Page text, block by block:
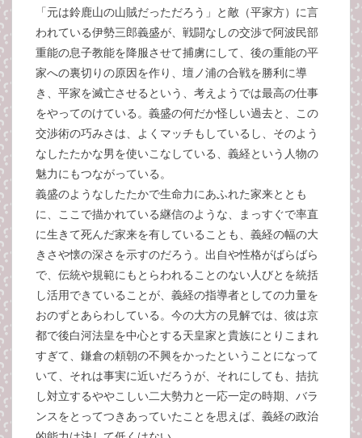
「元は鈴鹿山の山賊だっただろう」と敵（平家方）に言
われている伊勢三郎義盛が、戦闘なしの交渉で阿波民部
重能の息子教能を降服させて捕虜にして、後の重能の平
家への裏切りの原因を作り、壇ノ浦の合戦を勝利に導
き、平家を滅亡させるという、考えようでは最高の仕事
をやってのけている。義盛の何だか怪しい過去と、この
交渉術の巧みさは、よくマッチもしているし、そのよう
なしたたかな男を使いこなしている、義経という人物の
魅力にもつながっている。
義盛のようなしたたかで生命力にあふれた家来ととも
に、ここで描かれている継信のような、まっすぐで率直
に生きて死んだ家来を有していることも、義経の幅の大
きさや懐の深さを示すのだろう。出自や性格がばらばら
で、伝統や規範にもとらわれることのない人びとを統括
し活用できていることが、義経の指導者としての力量を
おのずとあらわしている。今の大方の見解では、彼は京
都で後白河法皇を中心とする天皇家と貴族にとりこまれ
すぎて、鎌倉の頼朝の不興をかったということになって
いて、それは事実に近いだろうが、それにしても、拮抗
し対立するややこしい二大勢力と一応一定の時期、バラ
ンスをとってつきあっていたことを思えば、義経の政治